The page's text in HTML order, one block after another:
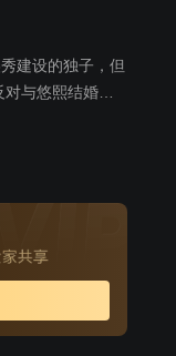
建设的独子，但
与悠熙结婚，
心脏病，但悠
也把她当成亲
见面，当西贤
，失手伤了悠
的妹妹交往，
悠熙的双胞胎